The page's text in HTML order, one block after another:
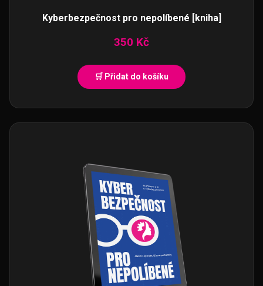
Kyberbezpečnost pro nepolíbené [kniha]
350 Kč
Přidat do košíku